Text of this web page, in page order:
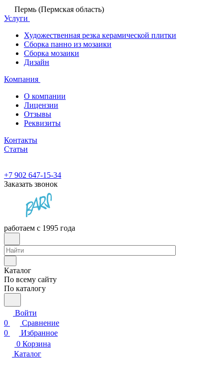
Пермь (Пермская область)
Услуги
Художественная резка керамической плитки
Сборка панно из мозаики
Сборка мозаики
Дизайн
Компания
О компании
Лицензии
Отзывы
Реквизиты
Контакты
Статьи
+7 902 647-15-34
Заказать звонок
работаем с 1995 года
Каталог
По всему сайту
По каталогу
Войти
0
Сравнение
0
Избранное
0 Корзина
Каталог